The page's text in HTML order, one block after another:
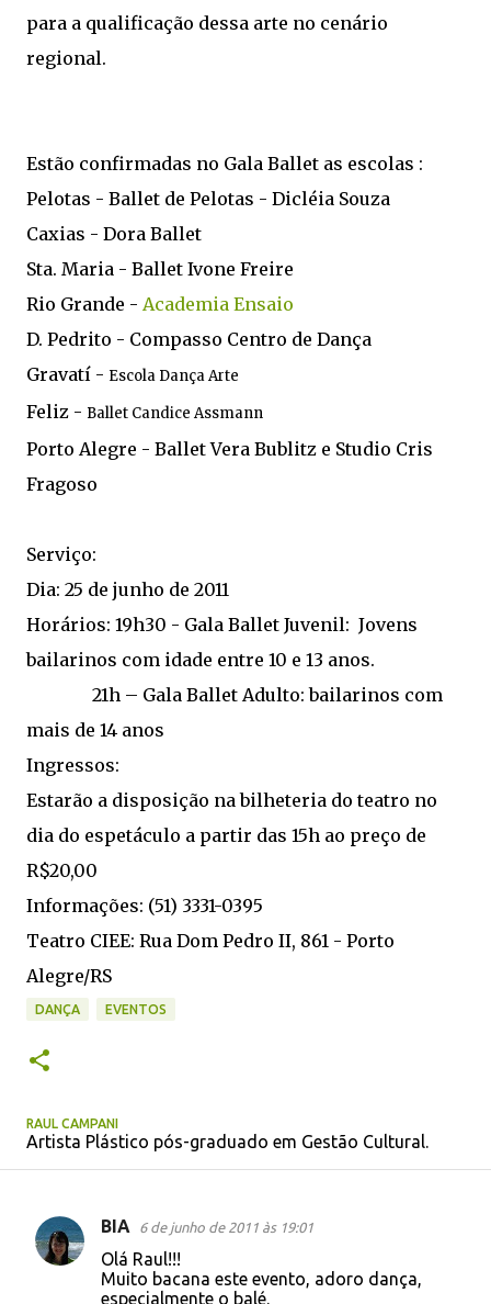
para a qualificação dessa arte no cenário
regional.
Estão confirmadas no Gala Ballet as escolas :
Pelotas - Ballet de Pelotas - Dicléia Souza
Caxias - Dora Ballet
Sta. Maria - Ballet Ivone Freire
Rio Grande - Academia Ensaio
D. Pedrito - Compasso Centro de Dança
Gravatí - Escola Dança Arte
Feliz - Ballet Candice Assmann
Porto Alegre - Ballet Vera Bublitz e Studio Cris
Fragoso
Serviço:
Dia: 25 de junho de 2011
Horários: 19h30 - Gala Ballet Juvenil: Jovens
bailarinos com idade entre 10 e 13 anos.
21h – Gala Ballet Adulto: bailarinos com
mais de 14 anos
Ingressos:
Estarão a disposição na bilheteria do teatro no
dia do espetáculo a partir das 15h ao preço de
R$20,00
Informações: (51) 3331-0395
Teatro CIEE: Rua Dom Pedro II, 861 - Porto
Alegre/RS
DANÇA EVENTOS
RAUL CAMPANI
Artista Plástico pós-graduado em Gestão Cultural.
C
BIA 6 de junho de 2011 às 19:01
Olá Raul!!!
Muito bacana este evento, adoro dança,
especialmente o balé.